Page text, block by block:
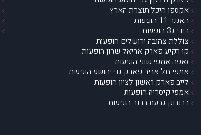
אקספו היכל תוצרת הארץ
האנגר 11 הופעות
רידינג3 הופעות
צוללת צהובה ירושלים הופעות
קו רקיע פארק אריאל שרון הופעות
זאפה אמפי שוני הופעות
אמפי תל אביב פארק גני יהושע הופעות
לייב פארק ראשון לציון הופעות
אמפי קיסריה הופעות
ברנרוק גבעת ברנר הופעות